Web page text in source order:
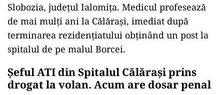
Slobozia, județul Ialomița. Medicul profesează
de mai mulți ani la Călărași, imediat după
terminarea rezidențiatului obținând un post la
spitalul de pe malul Borcei.
Șeful ATI din Spitalul Călărași prins
drogat la volan. Acum are dosar penal